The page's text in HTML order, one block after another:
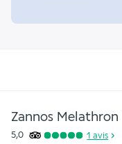
Zannos Melathron
5,0 1 avis